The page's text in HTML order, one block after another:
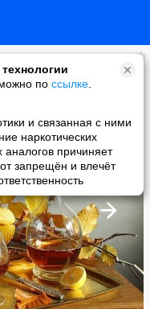
по ссылке
и связанная с ними
наркотических
аналогов причиняет
запрещён и влечёт